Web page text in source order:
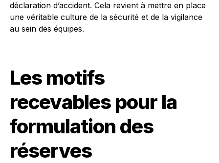
déclaration d’accident. Cela revient à mettre en place
une véritable culture de la sécurité et de la vigilance
au sein des équipes.
Les motifs
recevables pour la
formulation des
réserves